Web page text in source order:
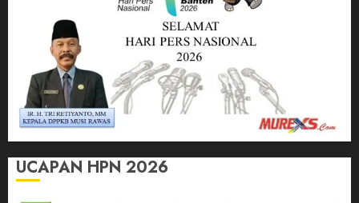
UCAPAN HPN 2026